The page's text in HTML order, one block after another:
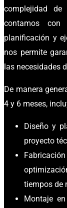
complejidad de
contamos con
planificación y
nos permite
las necesidades
De manera
4 y 6 meses,
Diseño y
proyecto
tiempos de
Montaje